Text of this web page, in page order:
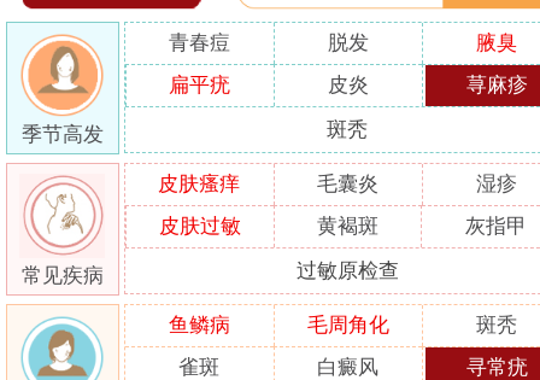
季节高发
青春痘 脱发
腋臭
扁平疣
皮炎 荨麻疹
斑秃
常见疾病
皮肤瘙痒 毛囊炎
湿疹
皮肤过敏
黄褐斑 灰指甲
过敏原检查
鱼鳞病 毛周角化
斑秃
雀斑
白癜风 寻常疣